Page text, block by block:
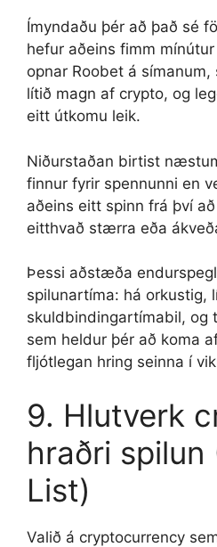
Ímyndaðu þér að það sé
hefur aðeins fimm
opnar Roobet á
lítið magn af crypto, og
eitt útkomu leik.
Niðurstaðan birtist
finnur fyrir spennunni en
aðeins eitt spinn frá því
eitthvað stærra eða
Þessi aðstæða
spilunartíma: há orkustig,
skuldbindingartímabil, og
sem heldur þér að koma
fljótlegan hring seinna í
9. Hlutverk
hraðri spilun
List)
Valið á cryptocurrency